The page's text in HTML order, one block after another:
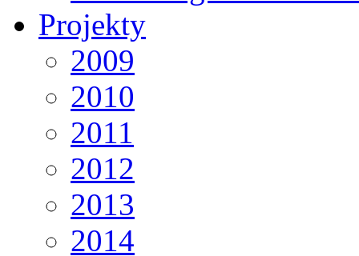
Projekty
2009
2010
2011
2012
2013
2014